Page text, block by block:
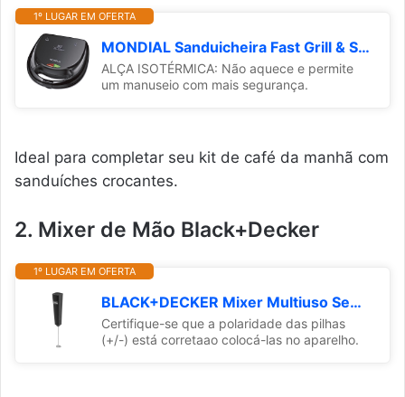
1º LUGAR EM OFERTA
MONDIAL Sanduicheira Fast Grill & Sandwich, Preto, 750W, 110V - S-12
ALÇA ISOTÉRMICA: Não aquece e permite
um manuseio com mais segurança.
Ideal para completar seu kit de café da manhã com
sanduíches crocantes.
2. Mixer de Mão Black+Decker
1º LUGAR EM OFERTA
BLACK+DECKER Mixer Multiuso Sem Fio com Haste Removível M150
Certifique-se que a polaridade das pilhas
(+/-) está corretaao colocá-las no aparelho.